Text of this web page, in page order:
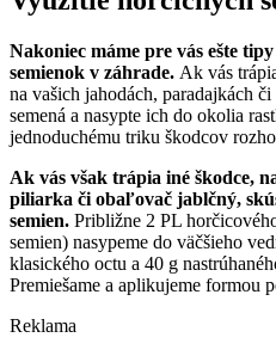
Nakoniec máme pre vás ešte
semienok v záhrade. Ak vás
na vašich jahodách, paradajkách
semená a nasypte ich do okolia
jednoduchému triku škodcov
Ak vás však trápia iné škodce,
piliarka či obaľovač jablčný,
semien. Približne 2 PL
semien) nasypeme do väčšieho
klasického octu a 40 g
Premiešame a aplikujeme formou
Reklama